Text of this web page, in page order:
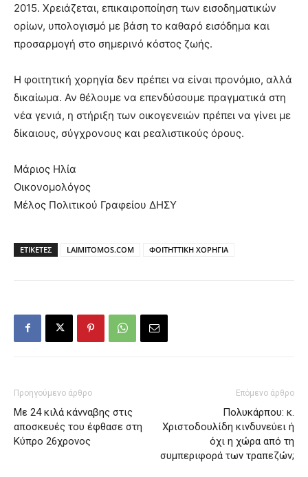
2015. Χρειάζεται, επικαιροποίηση των εισοδηματικών
ορίων, υπολογισμό με βάση το καθαρό εισόδημα και
προσαρμογή στο σημερινό κόστος ζωής.
Η φοιτητική χορηγία δεν πρέπει να είναι προνόμιο, αλλά
δικαίωμα. Αν θέλουμε να επενδύσουμε πραγματικά στη
νέα γενιά, η στήριξη των οικογενειών πρέπει να γίνει με
δίκαιους, σύγχρονους και ρεαλιστικούς όρους.
Μάριος Ηλία
Οικονομολόγος
Μέλος Πολιτικού Γραφείου ΔΗΣΥ
ΕΤΙΚΕΤΕΣ LAIMITOMOS.COM ΦΟΙΤΗΤΤΙΚΗ ΧΟΡΗΓΙΑ
Προηγούμενο άρθρο
Με 24 κιλά κάνναβης στις
αποσκευές του έφθασε στη
Κύπρο 26χρονος
Επόμενο άρθρο
Πολυκάρπου: κ.
Χριστοδουλίδη κινδυνεύει ή
όχι η χώρα από τη
συμπεριφορά των τραπεζών;